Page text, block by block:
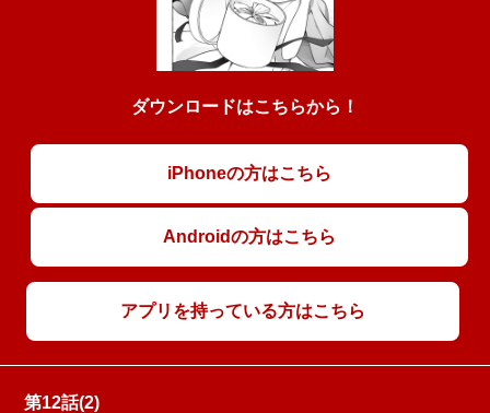
ダウンロードはこちらから！
iPhoneの方はこちら
Androidの方はこちら
アプリを持っている方はこちら
第12話(2)